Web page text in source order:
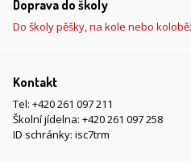
Doprava do školy
Do školy pěšky, na kole nebo
Kontakt
Tel: +420 261 097 211
Školní jídelna: +420 261 097 258
ID schránky: isc7trm